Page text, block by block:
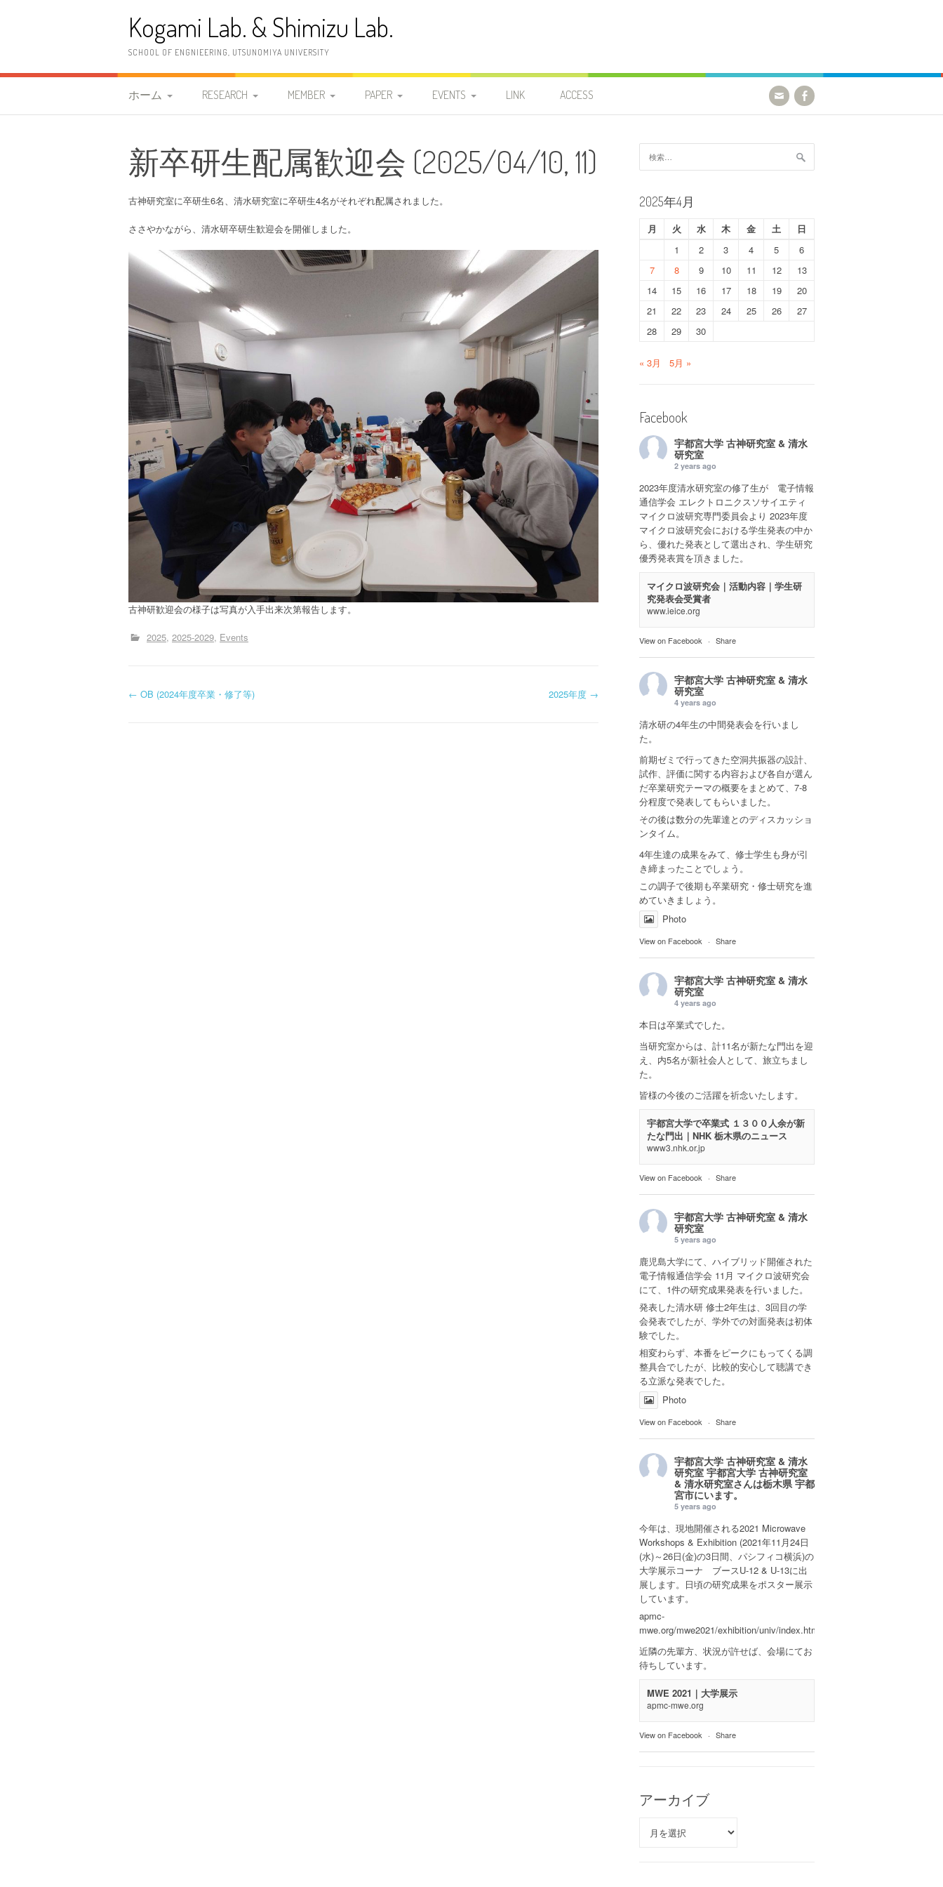
へ
ッ
Kogami Lab. & Shimizu Lab.
SCHOOL OF ENGNIEERING, UTSUNOMIYA UNIVERSITY
ホーム
2026年度 清水研究室
案内情報
内情報
更新履歴
RESEARCH
研究内容
研究設備
MEMBER
古神研 DOCTOR
MASTER 2
BACHELOR
清水研 MASTER 2
BACHELOR
OB
PAPER
2020-2024
2005-2009
2000-2004
1995-1999
学位論文 2025-2029
2010-2014
2005-2009
2000-2004
1995-1999
EVENTS
2020-2024
2021
2015-2019
2017
2015
2013
2011
2005-2009 2009
2006
1999-2004
2003
LINK ACCESS
新卒研生配属歓迎会 (2025/04/10, 11)
古神研究室に卒研生6名、清水研究室に卒研生4名がそれぞれ配属されました。
ささやかながら、清水研卒研生歓迎会を開催しました。
古神研歓迎会の様子は写真が入手出来次第報告します。
2025 2025-2029 Events
投
← OB (2024年度卒業・修了等) 2025年度 →
索:
2025年4月
月 火 水 木 金 土
日
1
2 3 4 5
6
7
8 9 10 11 12
13
14
15 16 17 18 19
20
21
22 23 24 25 26
27
28
29 30
« 3月 5月 »
Facebook
宇都宮大学 古神研究室 & 清水
研究室
2 years ago
2023年度清水研究室の修了生が 電子情報
通信学会 エレクトロニクスソサイエティ
マイクロ波研究専門委員会より 2023年度
マイクロ波研究会における学生発表の中か
ら、優れた発表として選出され、学生研究
優秀発表賞を頂きました。
マイクロ波研究会｜活動内容｜学生研
究発表会受賞者
www.ieice.org
View on Facebook · Share
宇都宮大学 古神研究室 & 清水
研究室
4 years ago
清水研の4年生の中間発表会を行いまし
た。
前期ゼミで行ってきた空洞共振器の設計、
試作、評価に関する内容および各自が選ん
だ卒業研究テーマの概要をまとめて、7-8
分程度で発表してもらいました。
その後は数分の先輩達とのディスカッショ
ンタイム。
4年生達の成果をみて、修士学生も身が引
き締まったことでしょう。
この調子で後期も卒業研究・修士研究を進
めていきましょう。
Photo
View on Facebook · Share
宇都宮大学 古神研究室 & 清水
研究室
4 years ago
本日は卒業式でした。
当研究室からは、計11名が新たな門出を迎
え、内5名が新社会人として、旅立ちまし
た。
皆様の今後のご活躍を祈念いたします。
宇都宮大学で卒業式 １３００人余が新
たな門出｜NHK 栃木県のニュース
www3.nhk.or.jp
View on Facebook · Share
宇都宮大学 古神研究室 & 清水
研究室
5 years ago
鹿児島大学にて、ハイブリッド開催された
電子情報通信学会 11月 マイクロ波研究会
にて、1件の研究成果発表を行いました。
発表した清水研 修士2年生は、3回目の学
会発表でしたが、学外での対面発表は初体
験でした。
相変わらず、本番をピークにもってくる調
整具合でしたが、比較的安心して聴講でき
る立派な発表でした。
Photo
View on Facebook · Share
宇都宮大学 古神研究室 & 清水
研究室 宇都宮大学 古神研究室
& 清水研究室さんは栃木県 宇都
宮市にいます。
5 years ago
今年は、現地開催される2021 Microwave
Workshops & Exhibition (2021年11月24日
(水)～26日(金)の3日間、パシフィコ横浜)の
大学展示コーナ ブースU-12 & U-13に出
展します。日頃の研究成果をポスター展示
しています。
apmc-
mwe.org/mwe2021/exhibition/univ/index.html
近隣の先輩方、状況が許せば、会場にてお
待ちしています。
MWE 2021｜大学展示
apmc-mwe.org
View on Facebook · Share
アーカイブ